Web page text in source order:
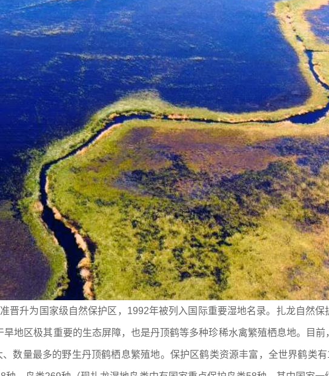
晋升为国家级自然保护区，1992年被列入国际重要湿地名录。扎龙自然
地区极其重要的生态屏障，也是丹顶鹤等多种珍稀水禽繁殖栖息地。目
数量最多的野生丹顶鹤栖息繁殖地。保护区鹤类资源丰富，全世界鹤类